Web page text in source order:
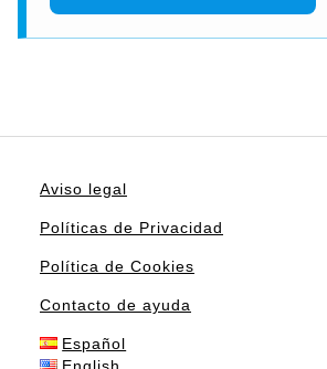
Aviso legal
Políticas de Privacidad
Política de Cookies
Contacto de ayuda
Español
English